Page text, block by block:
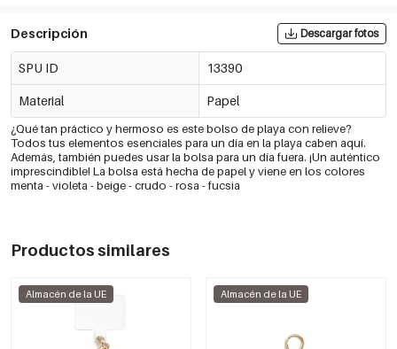
Descripción Descargar fotos
SPU ID 13390
Material Papel
¿Qué tan práctico y hermoso es este bolso de playa con relieve?
Todos tus elementos esenciales para un día en la playa caben aquí.
Además, también puedes usar la bolsa para un día fuera. ¡Un auténtico
imprescindible! La bolsa está hecha de papel y viene en los colores
menta - violeta - beige - crudo - rosa - fucsia
Productos similares
Almacén de la UE Almacén de la UE